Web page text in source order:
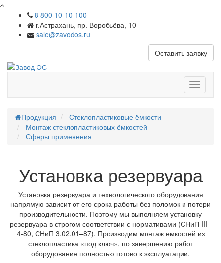
8 800 10-10-100
г.Астрахань, пр. Воробьёва, 10
sale@zavodos.ru
Оставить заявку
меню
Продукция
Стеклопластиковые ёмкости
Монтаж стеклопластиковых ёмкостей
Сферы применения
Установка резервуара
Установка резервуара и технологического оборудования
напрямую зависит от его срока работы без поломок и потери
производительности. Поэтому мы выполняем установку
резервуара в строгом соответствии с нормативами (СНиП III–
4-80, СНиП 3.02.01–87). Производим монтаж емкостей из
стеклопластика «под ключ», по завершению работ
оборудование полностью готово к эксплуатации.